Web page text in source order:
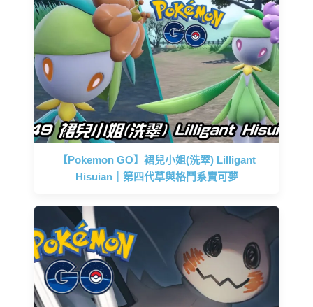
【Pokemon GO】裙兒小姐(洗翠) Lilligant
Hisuian｜第四代草與格鬥系寶可夢